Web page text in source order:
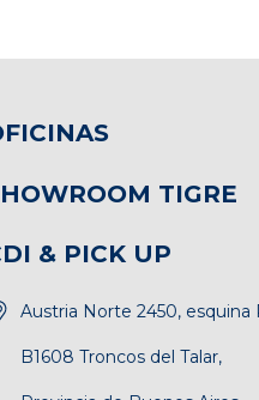
TIGRE
& PICK UP
Austria Norte 2450, esquina
B1608 Troncos del Talar,